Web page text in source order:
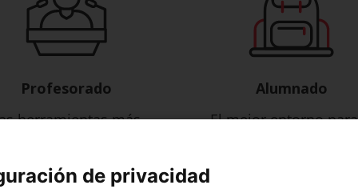
Profesorado
herramientas más
Alumnado
El mejor entorno
de privacidad